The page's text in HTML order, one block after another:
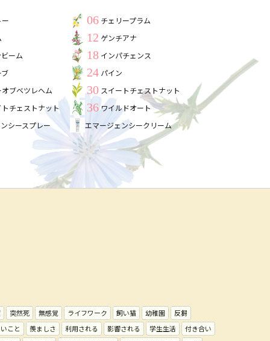
06 チェリープラム
12 ゲンチアナ
ーム
18 インパチェンス
24 パイン
ブベツレヘム
30 スイートチェストナット
チェストナット
36ワイルドオート
シースプレー
エマージェンシークリーム
突然死 無感覚 ライフワーク 飼い猫 幼稚園
反芻
こと
羨ましさ 利用される 影響される 学生生活
付き合い